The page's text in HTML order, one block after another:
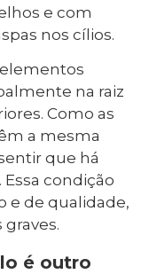
e com
nos cílios.
na raiz
Como as
a mesma
que há
condição
e de qualidade,
é outro